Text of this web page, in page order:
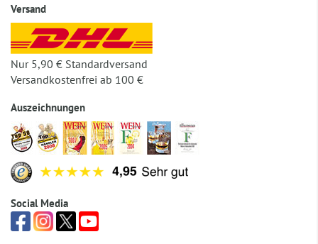
Versand
Nur 5,90 € Standardversand
Versandkostenfrei ab 100 €
Auszeichnungen
Social Media